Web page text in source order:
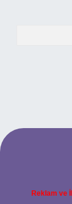
giriş
Reklam ve